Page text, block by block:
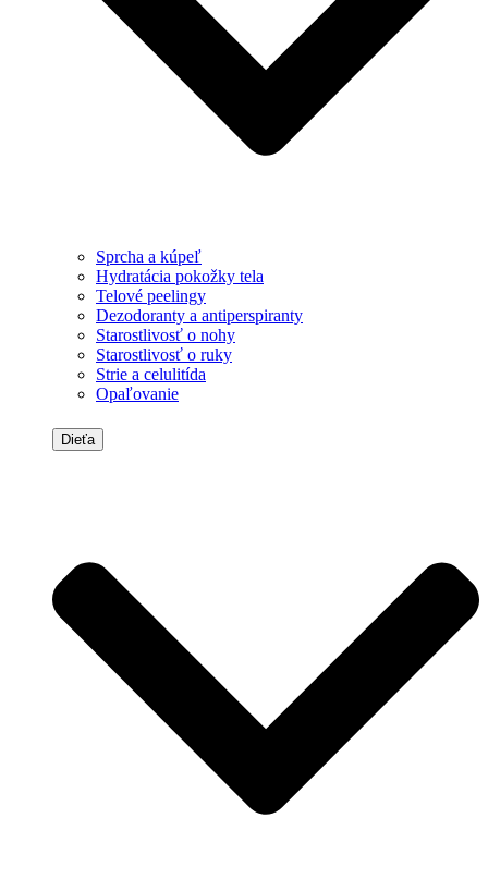
Sprcha a kúpeľ
Hydratácia pokožky tela
Telové peelingy
Dezodoranty a antiperspiranty
Starostlivosť o nohy
Starostlivosť o ruky
Strie a celulitída
Opaľovanie
Dieťa